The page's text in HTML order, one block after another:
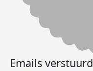
Emails verstuurd